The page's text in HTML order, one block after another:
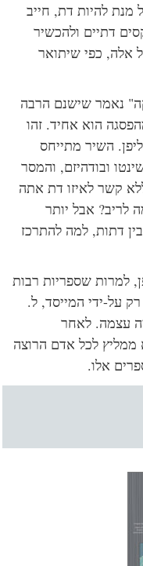
להיות דת, חייב
ולהכשיר
כפי שיתואר
נאמר שישנם הרבה
הוא אחיד. זהו
השיר מתייחס
ובודהיזם, והמסר
לאיזו דת אתה
אבל יותר
למה להתרכז
שספריות רבות
ידי המייסד, ל.
לאחר
ממליץ לכל אדם הרוצה
אלו.